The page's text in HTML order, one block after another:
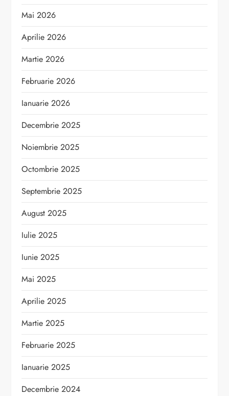
Mai 2026
Aprilie 2026
Martie 2026
Februarie 2026
Ianuarie 2026
Decembrie 2025
Noiembrie 2025
Octombrie 2025
Septembrie 2025
August 2025
Iulie 2025
Iunie 2025
Mai 2025
Aprilie 2025
Martie 2025
Februarie 2025
Ianuarie 2025
Decembrie 2024